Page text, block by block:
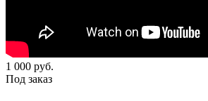
1 000 руб.
Под заказ